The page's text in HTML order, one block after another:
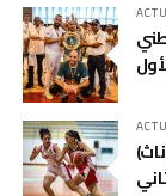
18 سنة (إناث)